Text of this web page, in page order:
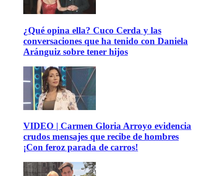
¿Qué opina ella? Cuco Cerda y las
conversaciones que ha tenido con Daniela
Aránguiz sobre tener hijos
VIDEO | Carmen Gloria Arroyo evidencia
crudos mensajes que recibe de hombres
¡Con feroz parada de carros!